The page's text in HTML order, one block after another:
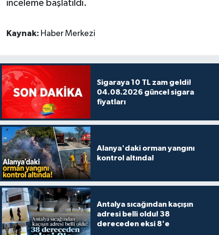
inceleme başlatıldı.
Kaynak: Haber Merkezi
Sigaraya 10 TL zam geldi!
04.08.2026 güncel sigara
fiyatları
Alanya'daki orman yangını
kontrol altında!
Antalya sıcağından kaçışın
adresi belli oldu! 38
dereceden eksi 8'e